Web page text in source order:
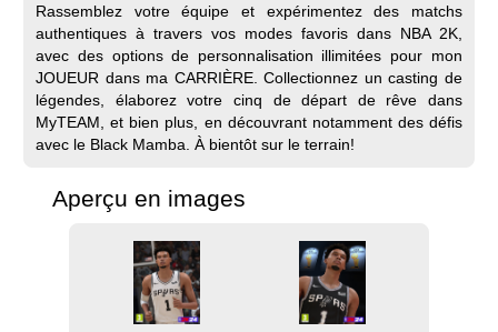
Rassemblez votre équipe et expérimentez des matchs
authentiques à travers vos modes favoris dans NBA 2K,
avec des options de personnalisation illimitées pour mon
JOUEUR dans ma CARRIÈRE. Collectionnez un casting de
légendes, élaborez votre cinq de départ de rêve dans
MyTEAM, et bien plus, en découvrant notamment des défis
avec le Black Mamba. À bientôt sur le terrain!
Aperçu en images